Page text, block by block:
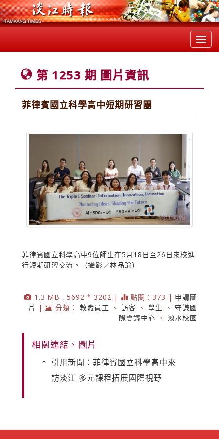
第 1253 期 圖片資訊
菲律賓國立科學高中短期研習團
菲律賓國立科學高中9位師生在5月18日至26日來校進
行短期研習交流。（攝影／林品瑜）
1.3 MB , 5692 * 3202 | 點閱：373 | 申請圖
片
| 分類： 教職員工 、 訪客 、 學生 、 守謙國
際會議中心 、 淡水校園
相關連結、圖片
引用新聞：菲律賓國立科學高中來
訪淡江 多元課程拓展國際視野